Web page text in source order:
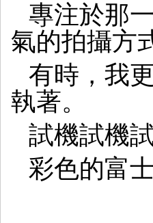
專注於那
氣的拍攝方
有時，我
執著。
試機試機
彩色的富